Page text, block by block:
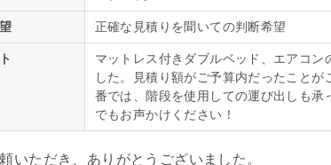
正確な見積りを聞いての判断希望
マットレス付きダブルベッド、エアコ
した。見積り額がご予算内だったこと
番では、階段を使用しての運び出しも
でもお声かけください！
いただき、ありがとうございました。